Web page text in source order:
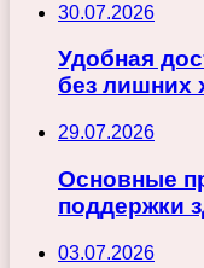
30.07.2026
Удобная
без лишних
29.07.2026
Основные
поддержки
03.07.2026